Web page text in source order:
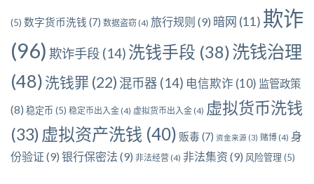
(5) 数字货币洗钱 (7) 数据盗窃 (4) 旅行规则 (9) 暗网 (11) 欺诈
(96) 欺诈手段 (14) 洗钱手段 (38)洗钱治理
(48) 洗钱罪 (22) 混币器 (14) 电信欺诈 (10) 监管政策
(8) 稳定币 (5) 稳定币出入金 (4) 虚拟货币出入金 (4) 虚拟货币洗钱
(33) 虚拟资产洗钱 (40) 贩毒 (7) 资金来源 (3) 赌博 (4) 身
份验证 (9) 银行保密法 (9) 非法经营 (4) 非法集资 (9) 风险管理(5)